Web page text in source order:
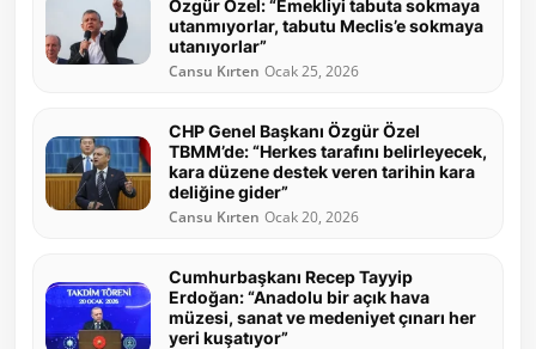
Özgür Özel: “Emekliyi tabuta sokmaya
utanmıyorlar, tabutu Meclis’e sokmaya
utanıyorlar”
Cansu Kırten Ocak 25, 2026
CHP Genel Başkanı Özgür Özel
TBMM’de: “Herkes tarafını belirleyecek,
kara düzene destek veren tarihin kara
deliğine gider”
Cansu Kırten Ocak 20, 2026
Cumhurbaşkanı Recep Tayyip
Erdoğan: “Anadolu bir açık hava
müzesi, sanat ve medeniyet çınarı her
yeri kuşatıyor”